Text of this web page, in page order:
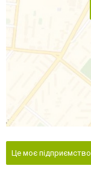
Це моє підприємство